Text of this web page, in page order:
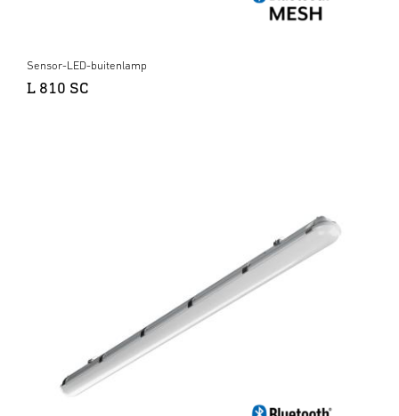
Sensor-LED-buitenlamp
L 810 SC